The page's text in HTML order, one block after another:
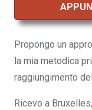
Propongo un
la mia metodica
raggiungimento
Ricevo a